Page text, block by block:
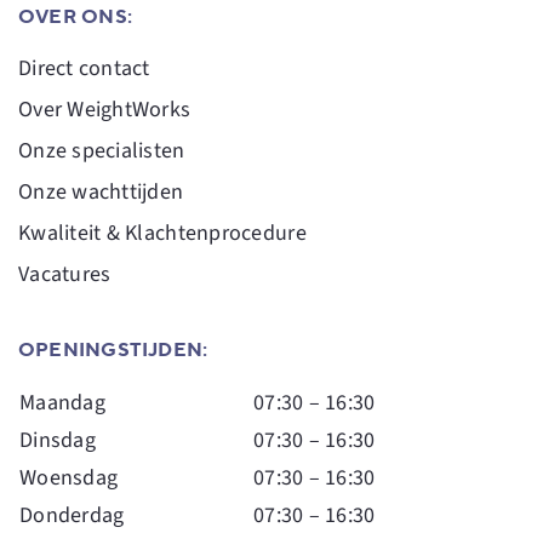
OVER ONS:
Direct contact
Over WeightWorks
Onze specialisten
Onze wachttijden
Kwaliteit & Klachtenprocedure
Vacatures
OPENINGSTIJDEN:
Maandag
07:30 – 16:30
Dinsdag
07:30 – 16:30
Woensdag
07:30 – 16:30
Donderdag
07:30 – 16:30